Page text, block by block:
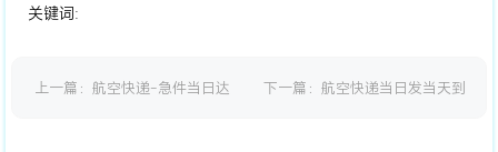
关键词:
上一篇： 航空快递-急件当日达
下一篇： 航空快递当日发当天到